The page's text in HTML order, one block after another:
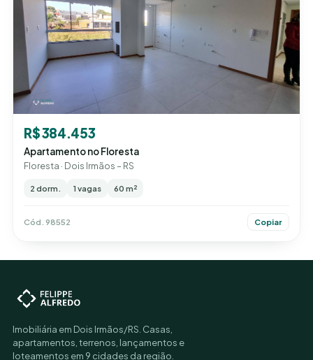
R$ 384.453
Apartamento no Floresta
Floresta · Dois Irmãos – RS
2 dorm. 1 vagas 60 m²
Cód. 98552 Copiar
Imobiliária em Dois Irmãos/RS. Casas,
apartamentos, terrenos, lançamentos e
loteamentos em 9 cidades da região.